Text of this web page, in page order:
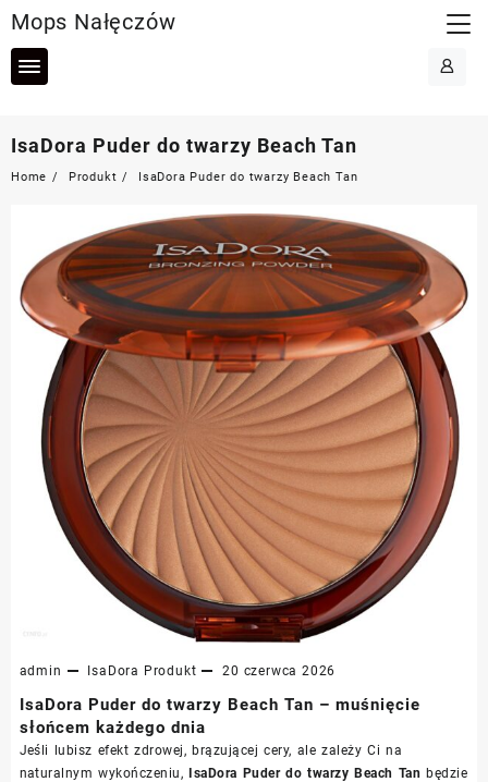
to
content
Mops Nałęczów
IsaDora Puder do twarzy Beach Tan
Home Produkt IsaDora Puder do twarzy Beach Tan
admin IsaDora Produkt 20 czerwca 2026
IsaDora Puder do twarzy Beach Tan – muśnięcie
słońcem każdego dnia
Jeśli lubisz efekt zdrowej, brązującej cery, ale zależy Ci na
naturalnym wykończeniu,IsaDora Puder do twarzy Beach Tan będzie